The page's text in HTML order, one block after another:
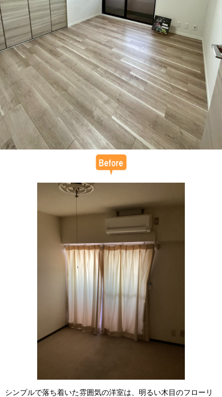
シンプルで落ち着いた雰囲気の洋室は、明るい木目のフローリ